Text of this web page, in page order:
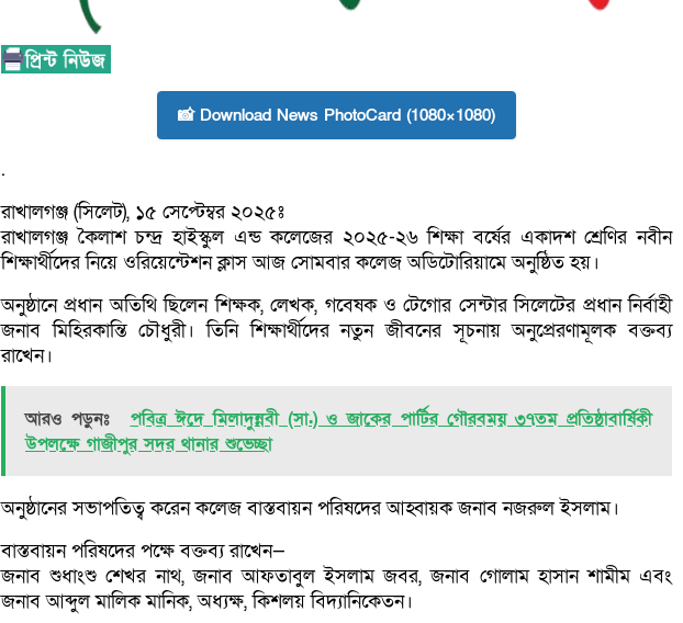
📸 Download News PhotoCard (1080×1080)
.
রাখালগঞ্জ (সিলেট), ১৫ সেপ্টেম্বর ২০২৫ঃ
রাখালগঞ্জ কৈলাশ চন্দ্র হাইস্কুল এন্ড কলেজের ২০২৫-২৬ শিক্ষা বর্ষের একাদশ শ্রেণির নবীন
শিক্ষার্থীদের নিয়ে ওরিয়েন্টেশন ক্লাস আজ সোমবার কলেজ অডিটোরিয়ামে অনুষ্ঠিত হয়।
অনুষ্ঠানে প্রধান অতিথি ছিলেন শিক্ষক, লেখক, গবেষক ও টেগোর সেন্টার সিলেটের প্রধান নির্বাহী
জনাব মিহিরকান্তি চৌধুরী। তিনি শিক্ষার্থীদের নতুন জীবনের সূচনায় অনুপ্রেরণামূলক বক্তব্য
রাখেন।
আরও পড়ুনঃ
পবিত্র ঈদে মিলাদুন্নবী (সা.) ও জাকের পার্টির গৌরবময় ৩৭তম প্রতিষ্ঠাবার্ষিকী
উপলক্ষে গাজীপুর সদর থানার শুভেচ্ছা
অনুষ্ঠানের সভাপতিত্ব করেন কলেজ বাস্তবায়ন পরিষদের আহ্বায়ক জনাব নজরুল ইসলাম।
বাস্তবায়ন পরিষদের পক্ষে বক্তব্য রাখেন—
জনাব শুধাংশু শেখর নাথ, জনাব আফতাবুল ইসলাম জবর, জনাব গোলাম হাসান শামীম এবং
জনাব আব্দুল মালিক মানিক, অধ্যক্ষ, কিশলয় বিদ্যানিকেতন।